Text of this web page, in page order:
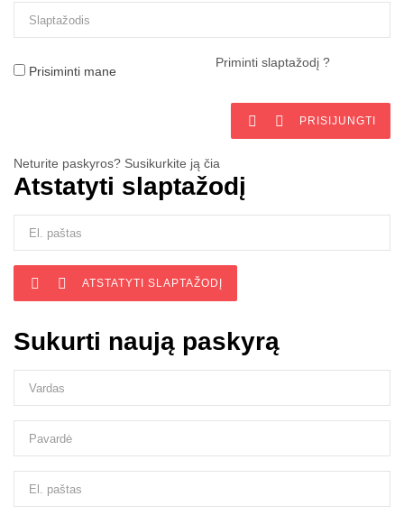
Prisiminti mane
Priminti slaptažodį ?
  PRISIJUNGTI
Neturite paskyros? Susikurkite ją čia
Atstatyti slaptažodį
  ATSTATYTI SLAPTAŽODĮ
Sukurti naują paskyrą